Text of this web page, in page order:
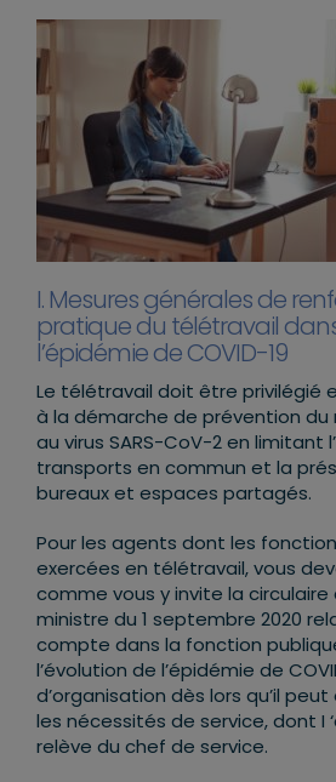
I. Mesures générales de
pratique du télétravail
l’épidémie de COVID-19
Le télétravail doit être privilégié
à la démarche de prévention du
au virus SARS-CoV-2 en limitant
transports en commun et la
bureaux et espaces partagés.
Pour les agents dont les
exercées en télétravail, vous
comme vous y invite la circulaire
ministre du 1 septembre 2020
compte dans la fonction
l’évolution de l’épidémie de
d’organisation dès lors qu’il
les nécessités de service, dont I
relève du chef de service.